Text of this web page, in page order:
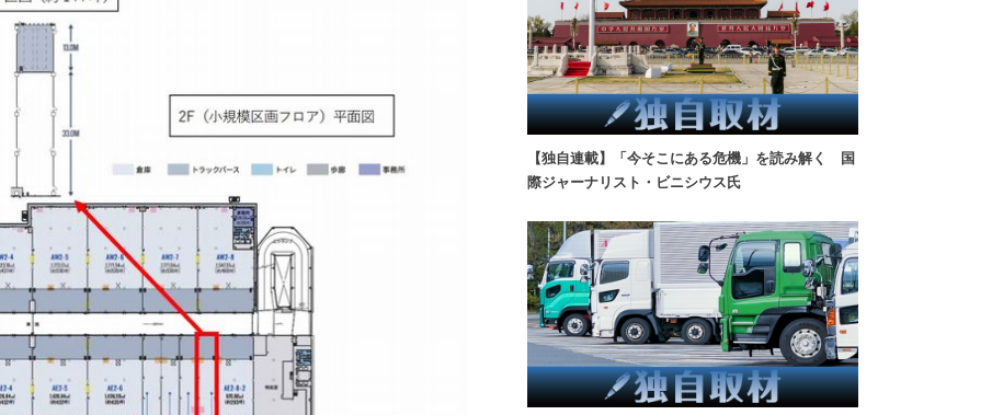
【独自連載】「今そこにある危機」を読み解く 国
際ジャーナリスト・ビニシウス氏